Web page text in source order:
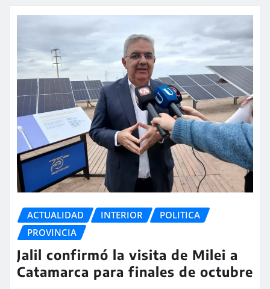
ACTUALIDAD INTERIOR
POLITICA
PROVINCIA
Jalil confirmó la visita de Milei a
Catamarca para finales de octubre